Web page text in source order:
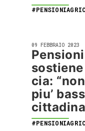
09 FEBBRAIO 2023
cia:
piu’